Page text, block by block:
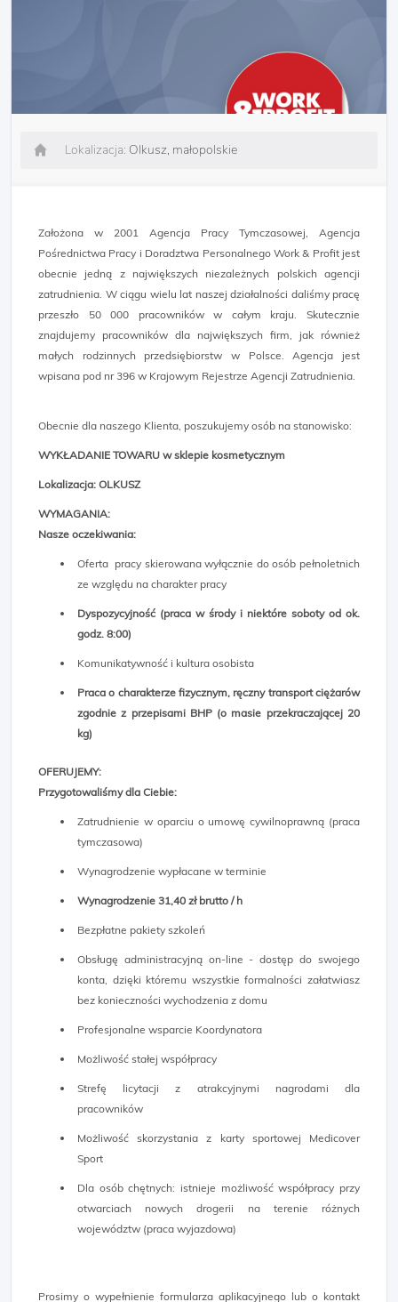
Lokalizacja: Olkusz, małopolskie
Założona w 2001 Agencja Pracy Tymczasowej, Agencja
Pośrednictwa Pracy i Doradztwa Personalnego Work & Profit jest
obecnie jedną z największych niezależnych polskich agencji
zatrudnienia. W ciągu wielu lat naszej działalności daliśmy pracę
przeszło 50 000 pracowników w całym kraju. Skutecznie
znajdujemy pracowników dla największych firm, jak również
małych rodzinnych przedsiębiorstw w Polsce. Agencja jest
wpisana pod nr 396 w Krajowym Rejestrze Agencji Zatrudnienia.
Obecnie dla naszego Klienta, poszukujemy osób na stanowisko:
WYKŁADANIE TOWARU w sklepie kosmetycznym
Lokalizacja: OLKUSZ
WYMAGANIA:
Nasze oczekiwania:
Oferta pracy skierowana wyłącznie do osób pełnoletnich
ze względu na charakter pracy
Dyspozycyjność (praca w środy i niektóre soboty od ok.
godz. 8:00​)
Komunikatywność i kultura osobista
Praca o charakterze fizycznym, ręczny transport ciężarów
zgodnie z przepisami BHP (o masie przekraczającej 20
kg)
OFERUJEMY:
Przygotowaliśmy dla Ciebie:
Zatrudnienie w oparciu o umowę cywilnoprawną (praca
tymczasowa)
Wynagrodzenie wypłacane w terminie
Wynagrodzenie 31,40 zł brutto / h
Bezpłatne pakiety szkoleń
Obsługę administracyjną on-line - dostęp do swojego
konta, dzięki któremu wszystkie formalności załatwiasz
bez konieczności wychodzenia z domu
Profesjonalne wsparcie Koordynatora
Możliwość stałej współpracy
Strefę licytacji z atrakcyjnymi nagrodami dla
pracowników
Możliwość skorzystania z karty sportowej Medicover
Sport
Dla osób chętnych: istnieje możliwość współpracy przy
otwarciach nowych drogerii na terenie różnych
województw (praca wyjazdowa)
Prosimy o wypełnienie formularza aplikacyjnego lub o kontakt